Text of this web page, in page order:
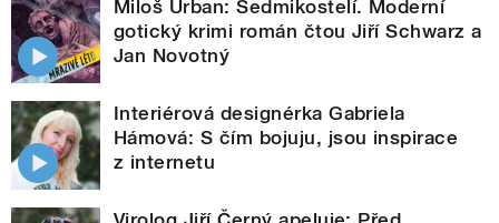
Miloš Urban: Sedmikostelí. Moderní
gotický krimi román čtou Jiří Schwarz a
Jan Novotný
Interiérová designérka Gabriela
Hámová: S čím bojuju, jsou inspirace
z internetu